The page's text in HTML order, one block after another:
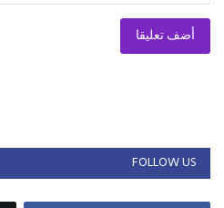
أضف تعليقا
FOLLOW US